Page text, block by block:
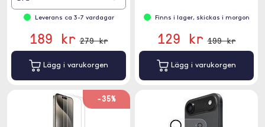
Leverans ca 3-7 vardagar
189 kr 279 kr
Lägg i varukorgen
Finns i lager, skickas i morgon
129 kr 199 kr
Lägg i varukorgen
-35%